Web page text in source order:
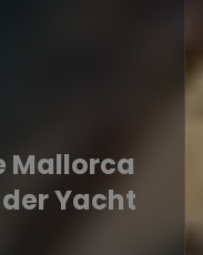
Mallorca
Yacht